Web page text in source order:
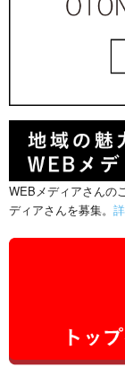
WEBメディアさんの
ディアさんを募集。